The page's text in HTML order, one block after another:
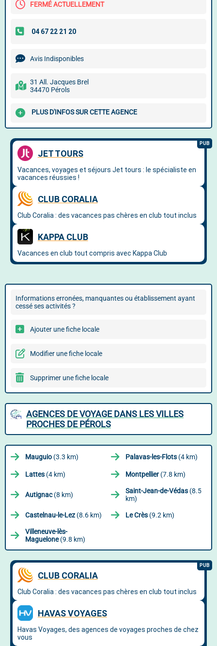
FERMÉ ACTUELLEMENT
Avis Indisponibles
31 All. Jacques Brel
34470 Pérols
PLUS D'INFOS SUR CETTE AGENCE
Informations erronées, manquantes ou établissement ayant
cessé ses activités ?
Ajouter une fiche locale
Modifier une fiche locale
Supprimer une fiche locale
AGENCES DE VOYAGE DANS LES VILLES
PROCHES DE PÉROLS
Mauguio (3.3 km) Palavas-les-Flots (4 km)
Lattes (4 km) Montpellier(7.8 km)
Autignac(8 km) Saint-Jean-de-Védas (8.5
km)
Castelnau-le-Lez (8.6 km) Le Crès (9.2 km)
Villeneuve-lès-
Maguelone(9.8 km)